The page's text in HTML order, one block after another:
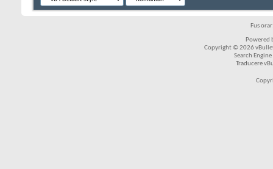
Fus
Powered
Copyright © 2026
Search
Traducere